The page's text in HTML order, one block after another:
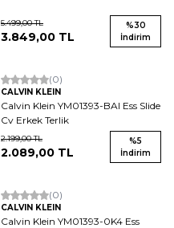
5.499,00TL
3.849,00 TL
%30
İndirim
(0)
CALVIN KLEIN
Calvin Klein YM01393-BAI Ess Slide
Cv Erkek Terlik
2.199,00TL
2.089,00 TL
%5
İndirim
(0)
CALVIN KLEIN
Calvin Klein YM01393-0K4 Ess